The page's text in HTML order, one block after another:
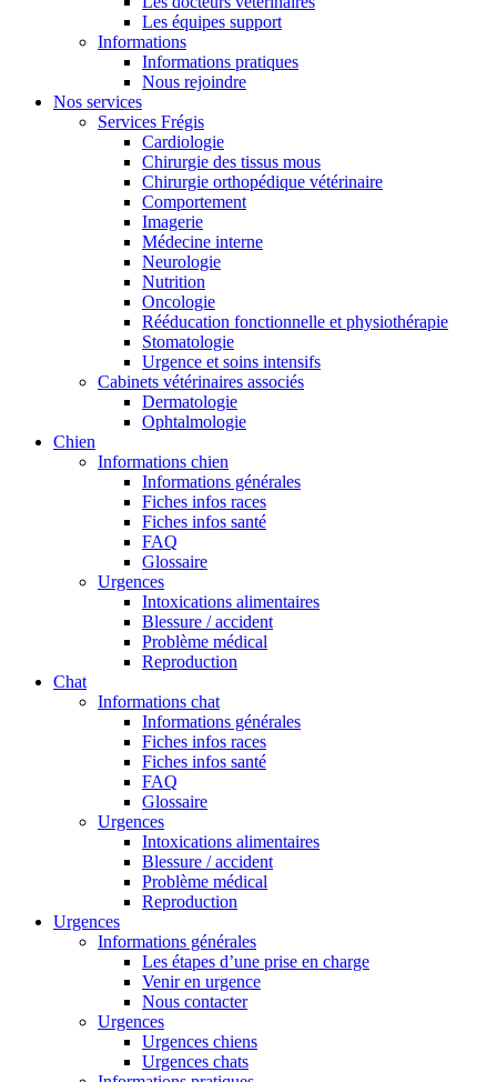
Les équipes support
Informations
Informations pratiques
Nous rejoindre
Nos services
Services Frégis
Cardiologie
Chirurgie des tissus mous
Chirurgie orthopédique vétérinaire
Comportement
Imagerie
Médecine interne
Neurologie
Nutrition
Oncologie
Rééducation fonctionnelle et physiothérapie
Stomatologie
Urgence et soins intensifs
Cabinets vétérinaires associés
Dermatologie
Ophtalmologie
Chien
Informations chien
Informations générales
Fiches infos races
Fiches infos santé
FAQ
Glossaire
Urgences
Intoxications alimentaires
Blessure / accident
Problème médical
Reproduction
Chat
Informations chat
Informations générales
Fiches infos races
Fiches infos santé
FAQ
Glossaire
Urgences
Intoxications alimentaires
Blessure / accident
Problème médical
Reproduction
Urgences
Informations générales
Les étapes d’une prise en charge
Venir en urgence
Nous contacter
Urgences
Urgences chiens
Urgences chats